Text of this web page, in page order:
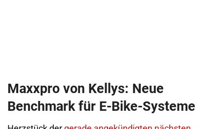
Maxxpro von Kellys: Neue
Benchmark für E-Bike-Systeme